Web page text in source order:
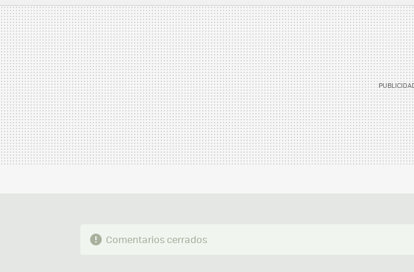
MAIL
Comentarios cerrados